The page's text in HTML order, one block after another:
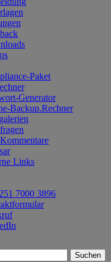
Paket
Generator
Backup.Rechner
Links
7000 3896
Suchen